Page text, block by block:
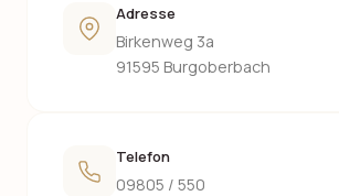
Adresse
Birkenweg 3a
91595 Burgoberbach
Telefon
09805 / 550